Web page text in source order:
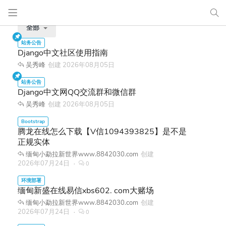
全部
Django中文社区使用指南
吴秀峰 创建 2026年08月05日
Django中文网QQ交流群和微信群
吴秀峰 创建 2026年08月05日
腾龙在线怎么下载【V信1094393825】是不是
正规实体
缅甸小勐拉新世界www.8842030.com 创建
2026年07月24日
0
缅甸新盛在线易信xbs602. com大赌场
缅甸小勐拉新世界www.8842030.com 创建
2026年07月24日
0